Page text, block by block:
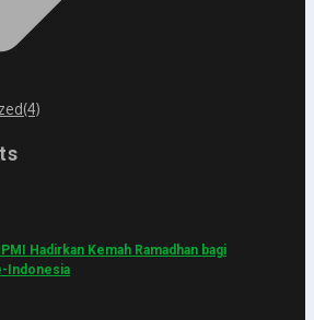
(4)
Hadirkan Kemah Ramadhan bagi
Indonesia